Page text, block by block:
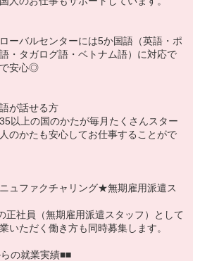
ーバルセンターには5か国語（英語・ポ
・タガログ語・ベトナム語）に対応で
で安心◎
が話せる方
以上の国のかたが毎月たくさんスター
のかたも安心してお仕事することがで
ュファクチャリング★無期雇用派遣ス
正社員（無期雇用派遣スタッフ）として
いただく働き方も同時募集します。
の就業実績■■